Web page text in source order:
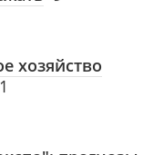
хозяйство
1